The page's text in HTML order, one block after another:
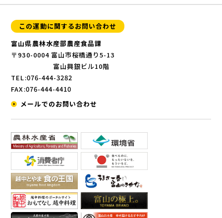
この運動に関するお問い合わせ
富山県農林水産部農産食品課
〒930-0004 富山市桜橋通り5-13
富山興銀ビル10階
TEL:076-444-3282
FAX:076-444-4410
メールでのお問い合わせ